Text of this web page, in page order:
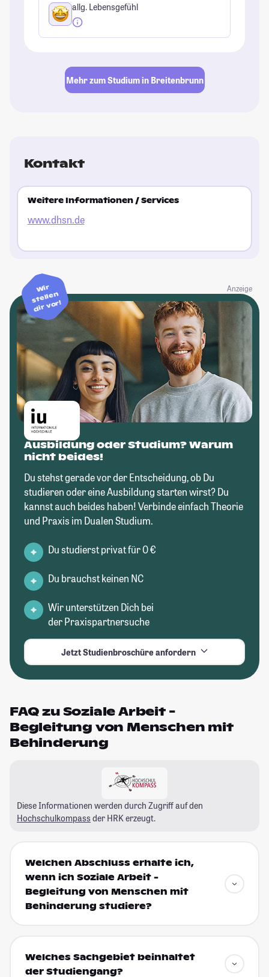
allg. Lebensgefühl
Mehr zum Studium in Breitenbrunn
Kontakt
Weitere Informationen / Services
www.dhsn.de
Anzeige
Wir
stellen
dir vor!
Ausbildung oder Studium? Warum
nicht beides!
Du stehst gerade vor der Entscheidung, ob Du
studieren oder eine Ausbildung starten wirst? Du
kannst auch beides haben! Verbinde einfach Theorie
und Praxis im Dualen Studium.
Du studierst privat für 0 €
Du brauchst keinen NC
Wir unterstützen Dich bei
der Praxispartnersuche
Jetzt Studienbroschüre anfordern
FAQ zu Soziale Arbeit -
Begleitung von Menschen mit
Behinderung
Diese Informationen werden durch Zugriff auf den
Hochschulkompass der HRK erzeugt.
Welchen Abschluss erhalte ich,
wenn ich Soziale Arbeit -
Begleitung von Menschen mit
Behinderung studiere?
Welches Sachgebiet beinhaltet
der Studiengang?